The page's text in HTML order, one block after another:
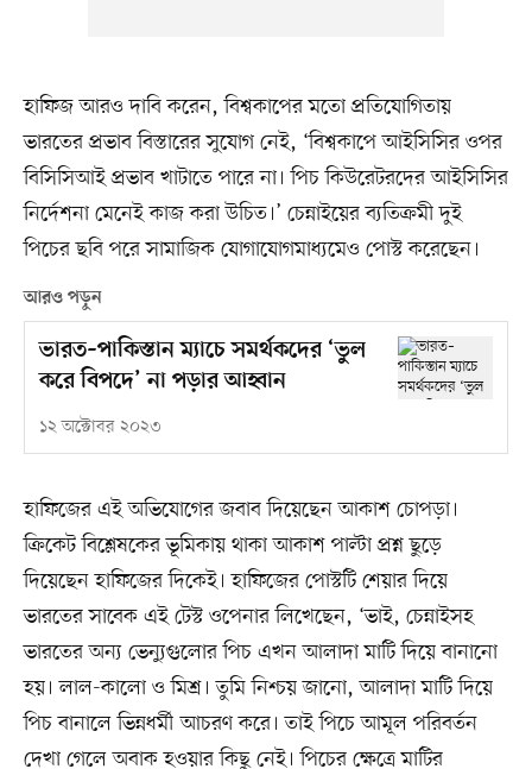
হাফিজ আরও দাবি করেন, বিশ্বকাপের মতো প্রতিযোগিতায়
ভারতের প্রভাব বিস্তারের সুযোগ নেই, ‘বিশ্বকাপে আইসিসির ওপর
বিসিসিআই প্রভাব খাটাতে পারে না। পিচ কিউরেটরদের আইসিসির
নির্দেশনা মেনেই কাজ করা উচিত।’ চেন্নাইয়ের ব্যতিক্রমী দুই
পিচের ছবি পরে সামাজিক যোগাযোগমাধ্যমেও পোস্ট করেছেন।
আরও পড়ুন
ভারত–পাকিস্তান ম্যাচে সমর্থকদের ‘ভুল
করে বিপদে’ না পড়ার আহ্বান
১২ অক্টোবর ২০২৩
হাফিজের এই অভিযোগের জবাব দিয়েছেন আকাশ চোপড়া।
ক্রিকেট বিশ্লেষকের ভূমিকায় থাকা আকাশ পাল্টা প্রশ্ন ছুড়ে
দিয়েছেন হাফিজের দিকেই। হাফিজের পোস্টটি শেয়ার দিয়ে
ভারতের সাবেক এই টেস্ট ওপেনার লিখেছেন, ‘ভাই, চেন্নাইসহ
ভারতের অন্য ভেন্যুগুলোর পিচ এখন আলাদা মাটি দিয়ে বানানো
হয়। লাল-কালো ও মিশ্র। তুমি নিশ্চয় জানো, আলাদা মাটি দিয়ে
পিচ বানালে ভিন্নধর্মী আচরণ করে। তাই পিচে আমূল পরিবর্তন
দেখা গেলে অবাক হওয়ার কিছু নেই। পিচের ক্ষেত্রে মাটির